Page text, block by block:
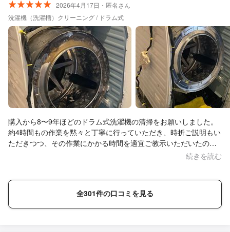
てくれました！ 結構東芝不可の企業は多いですね。 作業はとても
丁寧。 分解前に流れや気になるところの案内。 分解後に画像のよ
うな主な原因と清掃前の状況説明 そこから清掃 清掃後のキレイに
なった状況説明 組立後の試運転 と素人にも分かりやすかったで
す。 汚れはうっすら詰まっているというより、薄掛け布団くらい
ホコリが積み重なっていたレベルで、そりゃ乾かないわという感
じてした。 良かったのは 風呂場で掃除をしますが、排水フィルタ
ーの掃除やホコリだらけの床もスッキリキレイにしてくれまし
た！ 外回りも汚れているつもりはなかったのですがピカピカに。
こんなに汚れてたのか。。 あとは今後の使用方法アドバイス 洗濯
のこと。 どうやら３年に１回は分解清掃やった方がトータル安く
済むようです。 確かに乾燥２回転よりは安いですよね。 また３年
以内にお願いしたいと思います！ 東芝 お探しの方は特にオスス
2026年4月17日・匿名さん
洗濯機（洗濯槽）クリーニング / ドラム式
購入から8〜9年ほどのドラム式洗濯機の清掃をお願いしました。
約4時間もの作業を黙々と丁寧に行っていただき、時折ご説明もい
ただきつつ、その作業にかかる時間を適宜ご教示いただいたの
で、こちらも安心してお任せできました。また、ヒートポンプな
と表示された乾燥込みの洗濯も、2時間半でホカホカに仕上がり、
大変驚きました。毎日酷使している洗濯機ですので、また定期的
に清掃を依頼したいなと思いました。ありがとうございました！
続きを読む
全301件の口コミを見る